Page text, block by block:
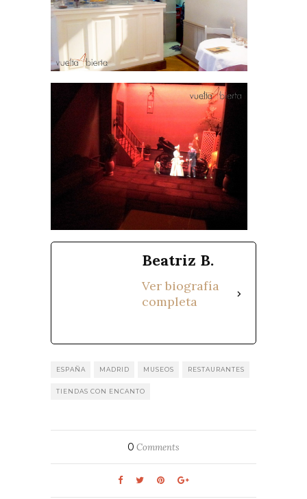
Beatriz B.
Ver biografía
completa
ESPAÑA MADRID MUSEOS RESTAURANTES
TIENDAS CON ENCANTO
0 Comments